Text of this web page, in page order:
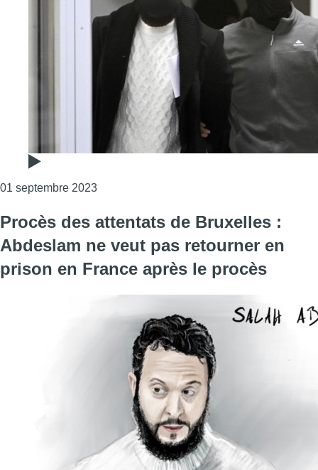
01 septembre 2023Consulter l'article "Procès des attentats de
Procès des attentats de Bruxelles :
Abdeslam ne veut pas retourner en
prison en France après le procès